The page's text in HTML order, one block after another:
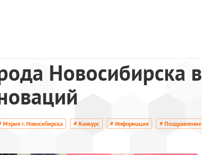
Новосибирска в
Мэрия г. Новосибирска # Конкурс # Информация # Поздравление